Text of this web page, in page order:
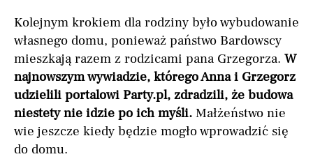
Kolejnym krokiem dla rodziny było wybudowanie
własnego domu, ponieważ państwo Bardowscy
mieszkają razem z rodzicami pana Grzegorza. W
najnowszym wywiadzie, którego Anna i Grzegorz
udzielili portalowi Party.pl, zdradzili, że budowa
niestety nie idzie po ich myśli. Małżeństwo nie
wie jeszcze kiedy będzie mogło wprowadzić się
do domu.